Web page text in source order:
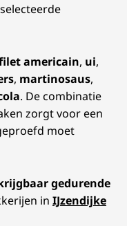
americain, ui,
, martinosaus,
. De combinatie
zorgt voor een
moet
gedurende
in IJzendijke